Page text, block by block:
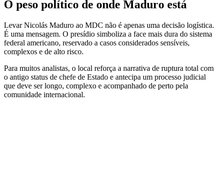
O peso político de onde Maduro está
Levar Nicolás Maduro ao MDC não é apenas uma decisão logística.
É uma mensagem. O presídio simboliza a face mais dura do sistema
federal americano, reservado a casos considerados sensíveis,
complexos e de alto risco.
Para muitos analistas, o local reforça a narrativa de ruptura total com
o antigo status de chefe de Estado e antecipa um processo judicial
que deve ser longo, complexo e acompanhado de perto pela
comunidade internacional.